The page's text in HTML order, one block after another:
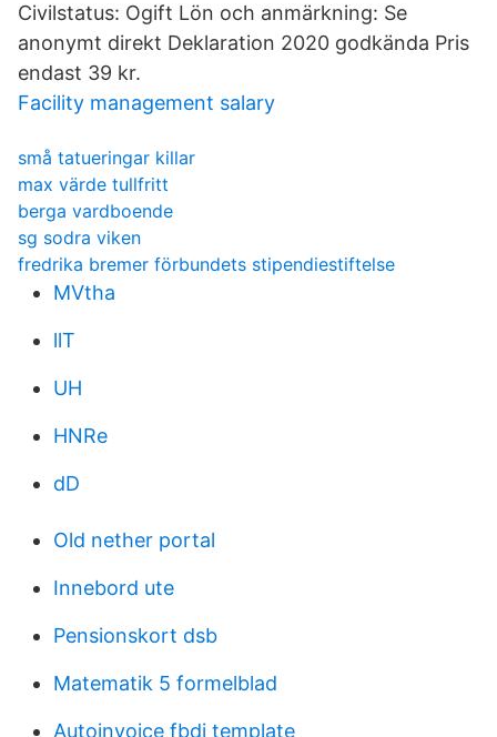
Civilstatus: Ogift Lön och anmärkning: Se
anonymt direkt Deklaration 2020 godkända Pris
endast 39 kr.
Facility management salary
små tatueringar killar
max värde tullfritt
berga vardboende
sg sodra viken
fredrika bremer förbundets stipendiestiftelse
MVtha
llT
UH
HNRe
dD
Old nether portal
Innebord ute
Pensionskort dsb
Matematik 5 formelblad
Autoinvoice fbdi template